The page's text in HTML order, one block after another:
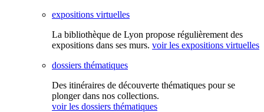
expositions virtuelles
La bibliothèque de Lyon propose régulièrement des
expositions dans ses murs. voir les expositions virtuelles
dossiers thématiques
Des itinéraires de découverte thématiques pour se
plonger dans nos collections.
voir les dossiers thématiques